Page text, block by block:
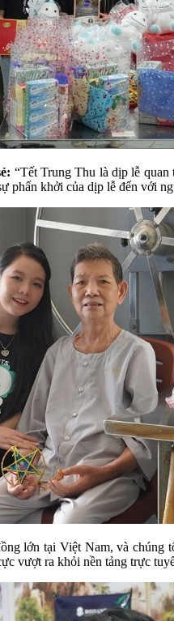
“Tết Trung Thu là dịp lễ
phấn khởi của dịp lễ đến với
lớn tại Việt Nam, và chúng
vượt ra khỏi nền tảng trực